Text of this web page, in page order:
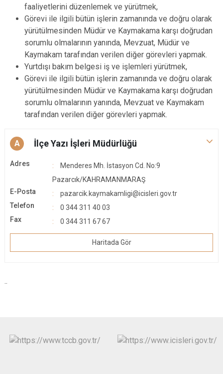
faaliyetlerini düzenlemek ve yürütmek,
Görevi ile ilgili bütün işlerin zamanında ve doğru olarak
yürütülmesinden Müdür ve Kaymakama karşı doğrudan
sorumlu olmalarının yanında, Mevzuat, Müdür ve
Kaymakam tarafından verilen diğer görevleri yapmak.
Yurtdışı bakım belgesi iş ve işlemleri yürütmek,
Görevi ile ilgili bütün işlerin zamanında ve doğru olarak
yürütülmesinden Müdür ve Kaymakama karşı doğrudan
sorumlu olmalarının yanında, Mevzuat ve Kaymakam
tarafından verilen diğer görevleri yapmak.
A İlçe Yazı İşleri Müdürlüğü
Adres
Menderes Mh. İstasyon Cd. No:9
Pazarcık/KAHRAMANMARAŞ
E-Posta
pazarcik.kaymakamligi@icisleri.gov.tr
Telefon
0 344 311 40 03
Fax
0 344 311 67 67
Haritada Gör
..